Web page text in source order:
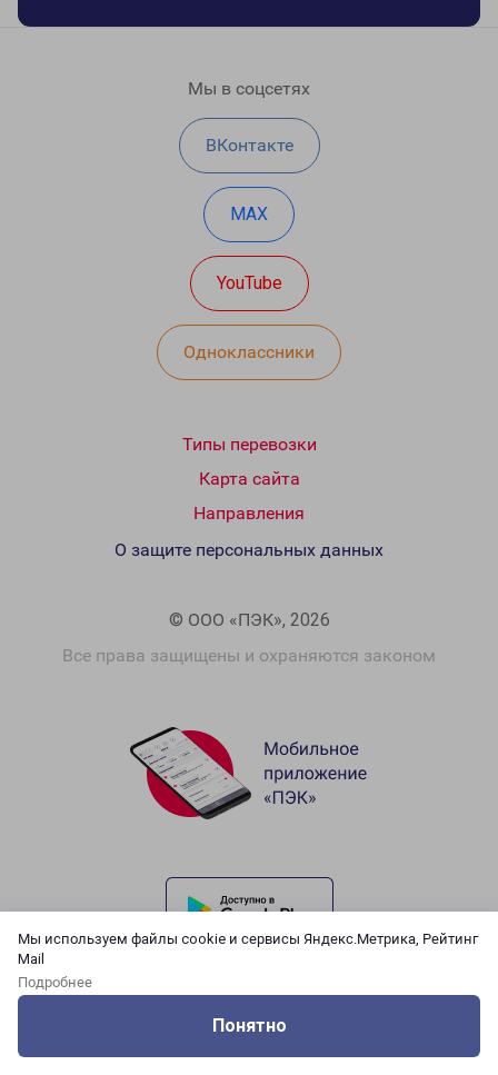
Мы используем файлы cookie и сервисы Яндекс.Метрика, Рейтинг
Mail
Подробнее
Понятно
Мы в соцсетях
ВКонтакте
MAX
YouTube
Одноклассники
Типы перевозки
Карта сайта
Направления
© ООО «ПЭК», 2026
Все права защищены и охраняются законом
О защите персональных данных